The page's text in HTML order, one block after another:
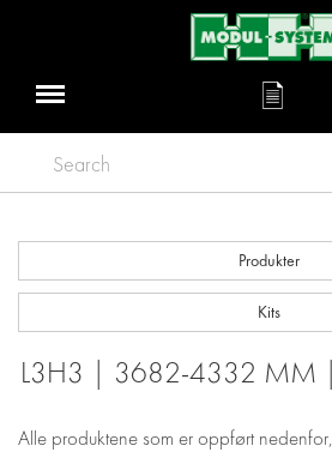
Search
Produkter
Kits
L3H3 | 3682-4332 MM
Alle produktene som er oppført